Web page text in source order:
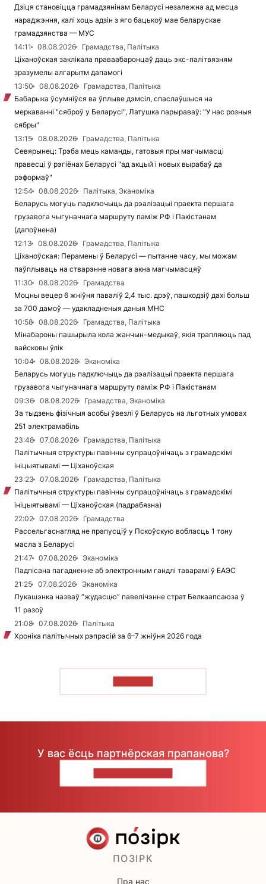
Дзіця становіцца грамадзянінам Беларусі незалежна ад месца
нараджэння, калі хоць адзін з яго бацькоў мае беларускае
грамадзянства — МУС
14:11
08.08.2026
Грамадства, Палітыка
Ціханоўская заклікала праваабаронцаў даць экс-палітвязням
зразумелы алгарытм дапамогі
13:50
08.08.2026
Грамадства, Палітыка
Бабарыка ўсумніўся ва ўплыве дэмсіл, спаслаўшыся на
меркаванні "сяброў у Беларусі", Латушка парыраваў: "У нас розныя
сябры"
13:15
08.08.2026
Грамадства, Палітыка
Севярынец: Трэба мець каманды, гатовыя пры магчымасці
правесці ў рэгіёнах Беларусі "ад акцый і новых вырабаў да
рэформаў"
12:54
08.08.2026
Палітыка, Эканоміка
Беларусь могуць падключыць да рэалізацыі праекта першага
грузавога чыгуначнага маршруту паміж РФ і Пакістанам
(дапоўнена)
12:13
08.08.2026
Грамадства, Палітыка
Ціханоўская: Перамены ў Беларусі — пытанне часу, мы можам
паўплываць на стварэнне новага акна магчымасцяў
11:30
08.08.2026
Грамадства
Моцны вецер 6 жніўня паваліў 2,4 тыс. дрэў, пашкодзіў дахі больш
за 700 дамоў — удакладненыя даныя МНС
10:58
08.08.2026
Грамадства, Палітыка
Мінабароны пашырыла кола жанчын-медыкаў, якія трапляюць пад
вайсковы ўлік
10:04
08.08.2026
Эканоміка
Беларусь могуць падключыць да рэалізацыі праекта першага
грузавога чыгуначнага маршруту паміж РФ і Пакістанам
09:36
08.08.2026
Грамадства, Эканоміка
За тыдзень фізічныя асобы ўвезлі ў Беларусь на льготных умовах
251 электрамабіль
23:48
07.08.2026
Грамадства, Палітыка
Палітычныя структуры павінны супрацоўнічаць з грамадскімі
ініцыятывамі — Ціханоўская
23:23
07.08.2026
Грамадства, Палітыка
Палітычныя структуры павінны супрацоўнічаць з грамадскімі
ініцыятывамі — Ціханоўская (падрабязна)
22:02
07.08.2026
Грамадства
Рассельгаснагляд не прапусціў у Пскоўскую вобласць 1 тону
масла з Беларусі
21:47
07.08.2026
Эканоміка
Падпісана пагадненне аб электронным гандлі таварамі ў ЕАЭС
21:25
07.08.2026
Эканоміка
Лукашэнка назваў “жудасцю” павелічэнне страт Белкаапсаюза ў
11 разоў
21:08
07.08.2026
Палітыка
Хроніка палітычных рэпрэсій за 6–7 жніўня 2026 года
У вас ёсць партнёрская прапанова?
ПОЗІРК
Пра нас